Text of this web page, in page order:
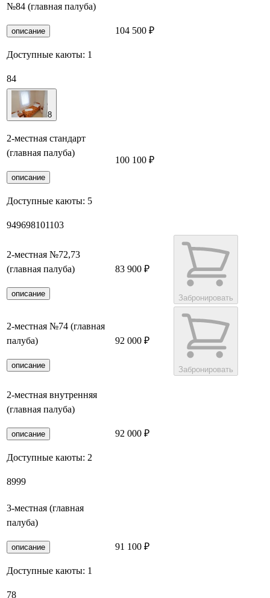
№84 (главная палуба)
описание
Доступные каюты: 1
84
104 500 ₽
8
2-местная стандарт
(главная палуба)
описание
Доступные каюты: 5
949698101103
100 100 ₽
2-местная №72,73
(главная палуба)
описание
83 900 ₽
Забронировать
2-местная №74 (главная
палуба)
описание
92 000 ₽
Забронировать
2-местная внутренняя
(главная палуба)
описание
Доступные каюты: 2
8999
92 000 ₽
3-местная (главная
палуба)
описание
Доступные каюты: 1
78
91 100 ₽